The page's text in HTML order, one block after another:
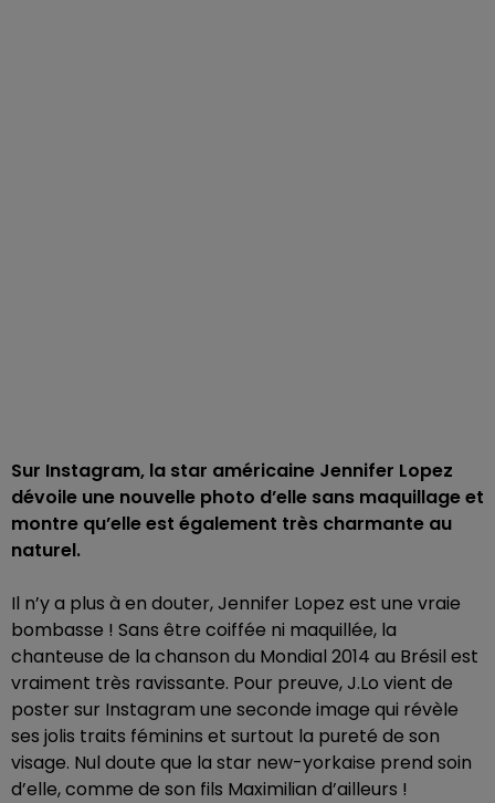
Sur Instagram, la star américaine Jennifer Lopez
dévoile une nouvelle photo d’elle sans maquillage et
montre qu’elle est également très charmante au
naturel.
Il n’y a plus à en douter, Jennifer Lopez est une vraie
bombasse ! Sans être coiffée ni maquillée, la
chanteuse de la chanson du Mondial 2014 au Brésil est
vraiment très ravissante. Pour preuve, J.Lo vient de
poster sur Instagram une seconde image qui révèle
ses jolis traits féminins et surtout la pureté de son
visage. Nul doute que la star new-yorkaise prend soin
d’elle, comme de son fils Maximilian d’ailleurs !